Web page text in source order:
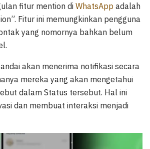
fitur mention di WhatsApp adalah
Fitur ini memungkinkan pengguna
yang nomornya bahkan belum
akan menerima notifikasi secara
mereka yang akan mengetahui
dalam Status tersebut. Hal ini
dan membuat interaksi menjadi